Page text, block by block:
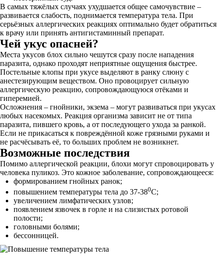
В самых тяжёлых случаях ухудшается общее самочувствие –
развивается слабость, поднимается температура тела. При
серьёзных аллергических реакциях оптимально будет обратиться
к врачу или принять антигистаминный препарат.
Чей укус опасней?
Места укусов блох сильно чешутся сразу после нападения
паразита, однако проходят неприятные ощущения быстрее.
Постельные клопы при укусе выделяют в ранку слюну с
анестезирующим веществом. Оно провоцирует сильную
аллергическую реакцию, сопровождающуюся отёками и
гиперемией.
Осложнения – гнойники, экзема – могут развиваться при укусах
любых насекомых. Реакция организма зависит не от типа
паразита, пившего кровь, а от последующего ухода за ранкой.
Если не прикасаться к повреждённой коже грязными руками и
не расчёсывать её, то больших проблем не возникнет.
Возможные последствия
Помимо аллергической реакции, блохи могут спровоцировать у
человека пуликоз. Это кожное заболевание, сопровождающееся:
формированием гнойных ранок;
повышением температуры тела до 37-380С;
увеличением лимфатических узлов;
появлением язвочек в горле и на слизистых ротовой
полости;
головными болями;
бессонницей.